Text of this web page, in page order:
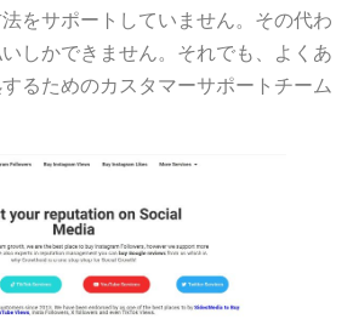
をサポートしていません。その代わ
しかできません。それでも、よくあ
るためのカスタマーサポートチーム